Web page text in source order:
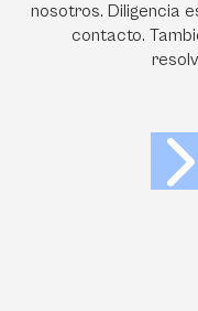
nosotros. Diligencia
contacto.